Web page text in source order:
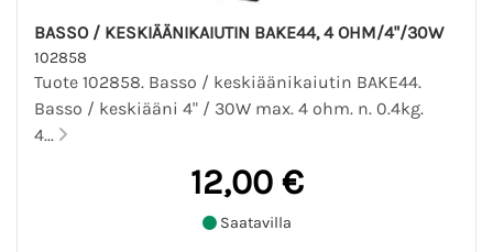
BASSO / KESKIÄÄNIKAIUTIN BAKE44, 4 OHM/4"/30W
102858
Tuote 102858. Basso / keskiäänikaiutin BAKE44.
Basso / keskiääni 4" / 30W max. 4 ohm. n. 0.4kg.
4...
12,00 €
Saatavilla